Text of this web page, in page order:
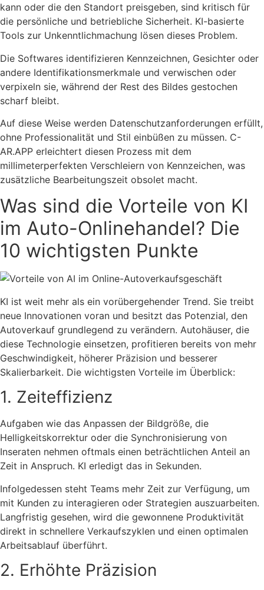
kann oder die den Standort preisgeben, sind kritisch für
die persönliche und betriebliche Sicherheit. KI-basierte
Tools zur Unkenntlichmachung lösen dieses Problem.
Die Softwares identifizieren Kennzeichnen, Gesichter oder
andere Identifikationsmerkmale und verwischen oder
verpixeln sie, während der Rest des Bildes gestochen
scharf bleibt.
Auf diese Weise werden Datenschutzanforderungen erfüllt,
ohne Professionalität und Stil einbüßen zu müssen. C-
AR.APP erleichtert diesen Prozess mit dem
millimeterperfekten Verschleiern von Kennzeichen, was
zusätzliche Bearbeitungszeit obsolet macht.
Was sind die Vorteile von KI
im Auto-Onlinehandel? Die
10 wichtigsten Punkte
KI ist weit mehr als ein vorübergehender Trend. Sie treibt
neue Innovationen voran und besitzt das Potenzial, den
Autoverkauf grundlegend zu verändern. Autohäuser, die
diese Technologie einsetzen, profitieren bereits von mehr
Geschwindigkeit, höherer Präzision und besserer
Skalierbarkeit. Die wichtigsten Vorteile im Überblick:
1. Zeiteffizienz
Aufgaben wie das Anpassen der Bildgröße, die
Helligkeitskorrektur oder die Synchronisierung von
Inseraten nehmen oftmals einen beträchtlichen Anteil an
Zeit in Anspruch. KI erledigt das in Sekunden.
Infolgedessen steht Teams mehr Zeit zur Verfügung, um
mit Kunden zu interagieren oder Strategien auszuarbeiten.
Langfristig gesehen, wird die gewonnene Produktivität
direkt in schnellere Verkaufszyklen und einen optimalen
Arbeitsablauf überführt.
2. Erhöhte Präzision